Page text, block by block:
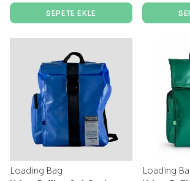
SEPETE EKLE
Loading Bag Loading